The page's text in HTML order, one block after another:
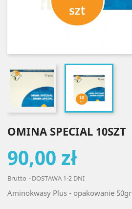
OMINA SPECIAL 10SZT
90,00 zł
Brutto DOSTAWA 1-2 DNI
Aminokwasy Plus - opakowanie 50gr